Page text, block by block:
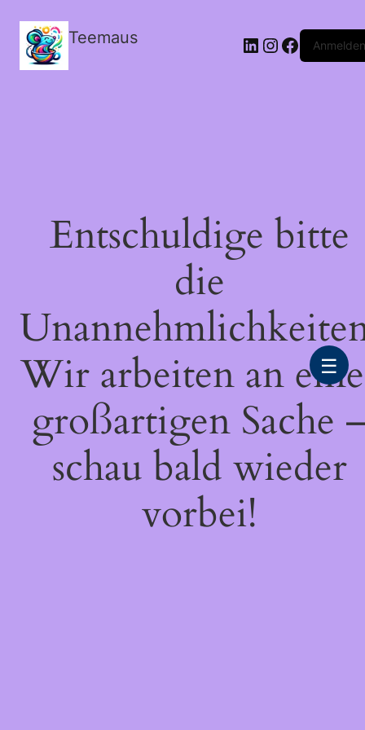
Teemaus LinkedIn
Instagram
FacebookAnmelden
Entschuldige bitte
die
Wir arbeiten an
großartigen Sache
schau bald wieder
vorbei!
☰